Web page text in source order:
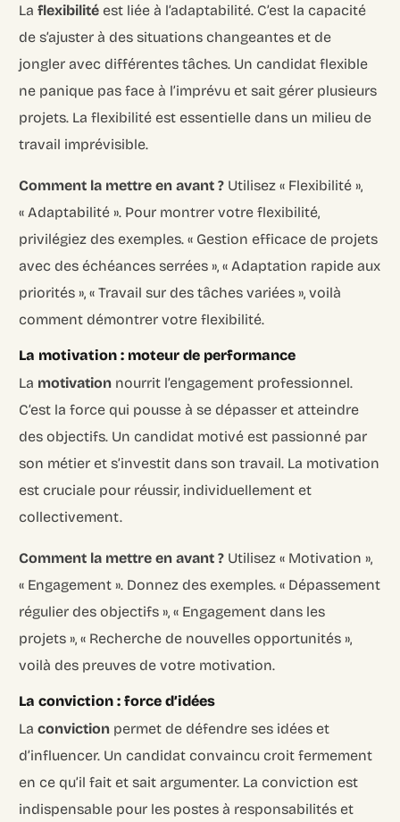
Laflexibilité est liée à l’adaptabilité. C’est la capacité
de s’ajuster à des situations changeantes et de
jongler avec différentes tâches. Un candidat flexible
ne panique pas face à l’imprévu et sait gérer plusieurs
projets. La flexibilité est essentielle dans un milieu de
travail imprévisible.
Comment la mettre en avant ? Utilisez « Flexibilité »,
« Adaptabilité ». Pour montrer votre flexibilité,
privilégiez des exemples. « Gestion efficace de projets
avec des échéances serrées », « Adaptation rapide aux
priorités », « Travail sur des tâches variées », voilà
comment démontrer votre flexibilité.
La motivation : moteur de performance
La motivation nourrit l’engagement professionnel.
C’est la force qui pousse à se dépasser et atteindre
des objectifs. Un candidat motivé est passionné par
son métier et s’investit dans son travail. La motivation
est cruciale pour réussir, individuellement et
collectivement.
Comment la mettre en avant ? Utilisez « Motivation »,
« Engagement ». Donnez des exemples. « Dépassement
régulier des objectifs », « Engagement dans les
projets », « Recherche de nouvelles opportunités »,
voilà des preuves de votre motivation.
La conviction : force d’idées
Laconviction permet de défendre ses idées et
d’influencer. Un candidat convaincu croit fermement
en ce qu’il fait et sait argumenter. La conviction est
indispensable pour les postes à responsabilités et